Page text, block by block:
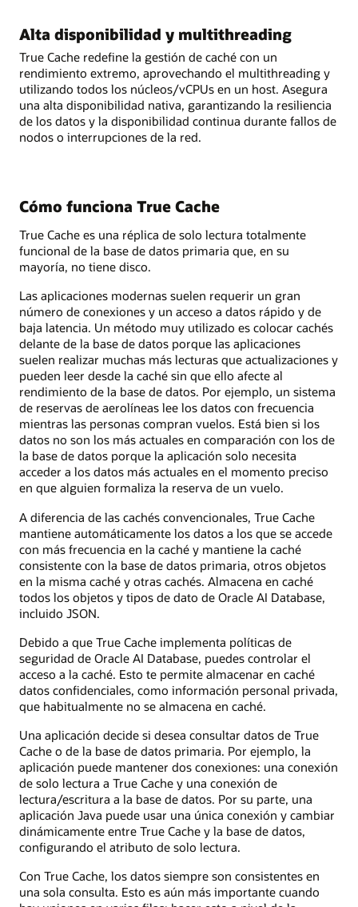
Alta disponibilidad y multithreading
True Cache redefine la gestión de caché con un
rendimiento extremo, aprovechando el multithreading y
utilizando todos los núcleos/vCPUs en un host. Asegura
una alta disponibilidad nativa, garantizando la resiliencia
de los datos y la disponibilidad continua durante fallos de
nodos o interrupciones de la red.
Cómo funciona True Cache
True Cache es una réplica de solo lectura totalmente
funcional de la base de datos primaria que, en su
mayoría, no tiene disco.
Las aplicaciones modernas suelen requerir un gran
número de conexiones y un acceso a datos rápido y de
baja latencia. Un método muy utilizado es colocar cachés
delante de la base de datos porque las aplicaciones
suelen realizar muchas más lecturas que actualizaciones y
pueden leer desde la caché sin que ello afecte al
rendimiento de la base de datos. Por ejemplo, un sistema
de reservas de aerolíneas lee los datos con frecuencia
mientras las personas compran vuelos. Está bien si los
datos no son los más actuales en comparación con los de
la base de datos porque la aplicación solo necesita
acceder a los datos más actuales en el momento preciso
en que alguien formaliza la reserva de un vuelo.
A diferencia de las cachés convencionales, True Cache
mantiene automáticamente los datos a los que se accede
con más frecuencia en la caché y mantiene la caché
consistente con la base de datos primaria, otros objetos
en la misma caché y otras cachés. Almacena en caché
todos los objetos y tipos de dato de Oracle AI Database,
incluido JSON.
Debido a que True Cache implementa políticas de
seguridad de Oracle AI Database, puedes controlar el
acceso a la caché. Esto te permite almacenar en caché
datos confidenciales, como información personal privada,
que habitualmente no se almacena en caché.
Una aplicación decide si desea consultar datos de True
Cache o de la base de datos primaria. Por ejemplo, la
aplicación puede mantener dos conexiones: una conexión
de solo lectura a True Cache y una conexión de
lectura/escritura a la base de datos. Por su parte, una
aplicación Java puede usar una única conexión y cambiar
dinámicamente entre True Cache y la base de datos,
configurando el atributo de solo lectura.
Con True Cache, los datos siempre son consistentes en
una sola consulta. Esto es aún más importante cuando